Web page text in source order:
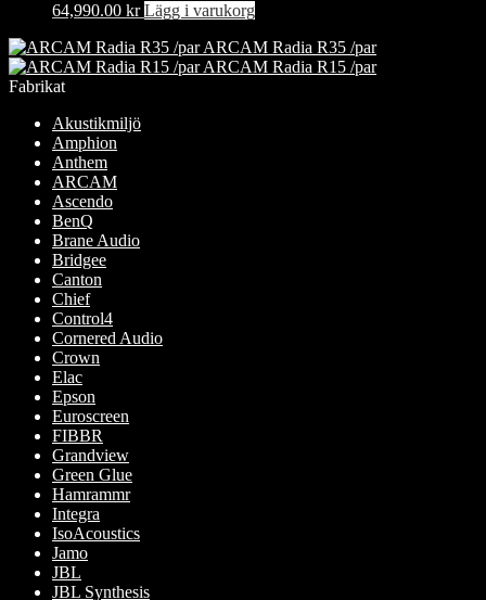
64,990.00 kr Lägg i varukorg
ARCAM Radia R35 /par
ARCAM Radia R15 /par
Fabrikat
Akustikmiljö
Amphion
Anthem
ARCAM
Ascendo
BenQ
Brane Audio
Bridgee
Canton
Chief
Control4
Cornered Audio
Crown
Elac
Epson
Euroscreen
FIBBR
Grandview
Green Glue
Hamrammr
Integra
IsoAcoustics
Jamo
JBL
JBL Synthesis